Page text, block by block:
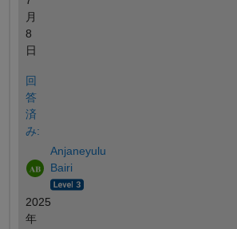
月
8
日
回
答
済
み:
Anjaneyulu
Bairi
2025
年